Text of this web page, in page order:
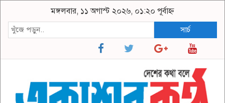
মঙ্গলবার, ১১ অগাস্ট ২০২৬, ০১:২০ পূর্বাহ্ন
সার্চ